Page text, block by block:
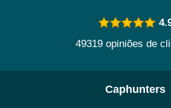
49319 opiniões de
Caphunters